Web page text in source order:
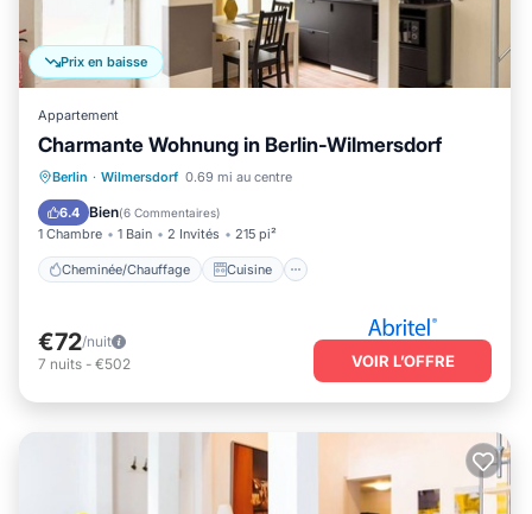
Prix en baisse
Appartement
Charmante Wohnung in Berlin-Wilmersdorf
Berlin · Wilmersdorf 0.69 mi au centre
6.4 Bien(6 Commentaires)
1 Chambre 1 Bain 2 Invités 215 pi²
Cheminée/Chauffage Cuisine
Cheminée/Chauffage
Cuisine
Internet
Adapté aux enfants
€72/nuit
7 nuits - €502 VOIR L’OFFRE